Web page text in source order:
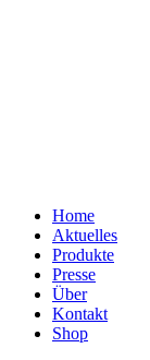
Home
Aktuelles
Produkte
Presse
Über
Kontakt
Shop